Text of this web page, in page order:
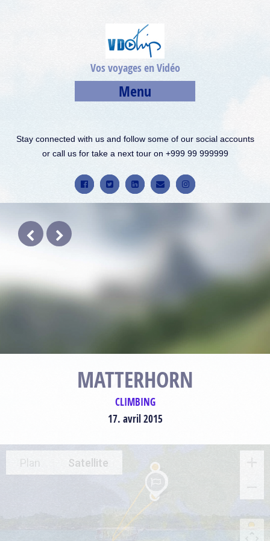
Vos voyages en Vidéo
Menu
Stay connected with us and follow some of our social accounts
or call us for take a next tour on +999 99 999999
MATTERHORN
CLIMBING
17. avril 2015
Plan Satellite